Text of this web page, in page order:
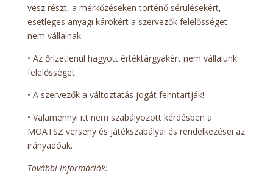
vesz részt, a mérkőzéseken történő sérülésekért,
esetleges anyagi károkért a szervezők felelősséget
nem vállalnak.
• Az őrizetlenül hagyott értéktárgyakért nem vállalunk
felelősséget.
• A szervezők a változtatás jogát fenntartják!
• Valamennyi itt nem szabályozott kérdésben a
MOATSZ verseny és játékszabályai és rendelkezései az
irányadóak.
További információk: